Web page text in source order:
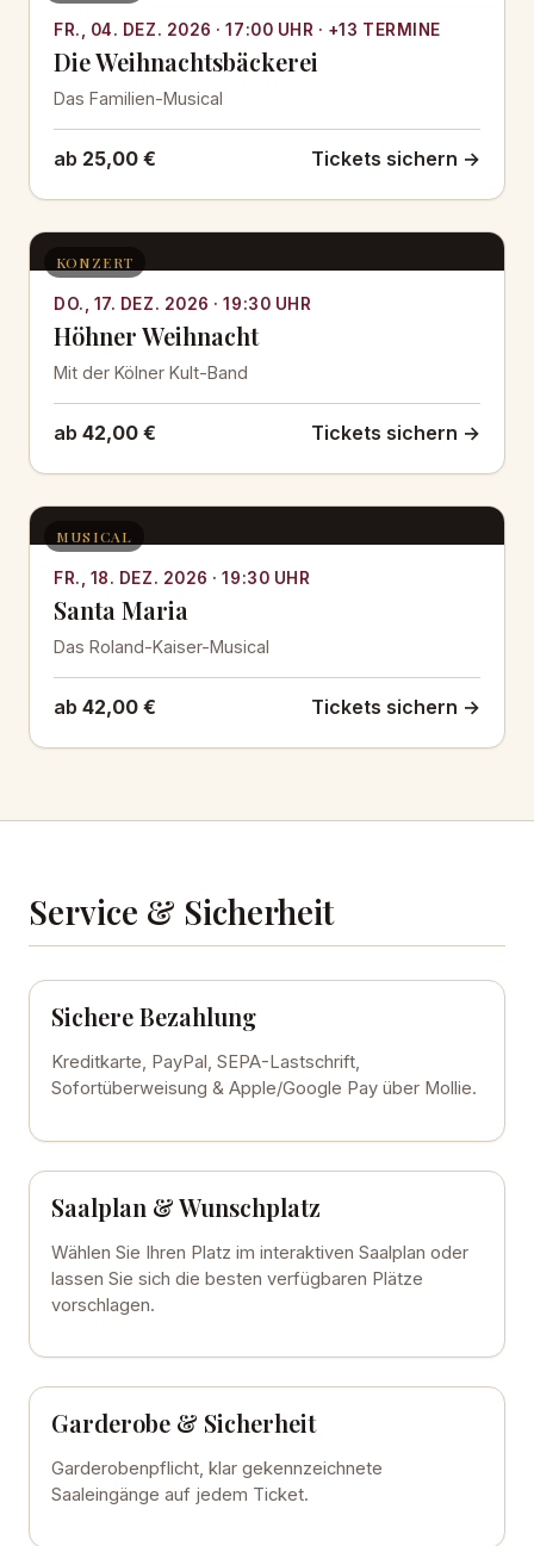
FR., 04. DEZ. 2026 · 17:00 UHR · +13 TERMINE
Die Weihnachtsbäckerei
Das Familien-Musical
ab 25,00 € Tickets sichern →
KONZERT
DO., 17. DEZ. 2026 · 19:30 UHR
Höhner Weihnacht
Mit der Kölner Kult-Band
ab 42,00 € Tickets sichern →
MUSICAL
FR., 18. DEZ. 2026 · 19:30 UHR
Santa Maria
Das Roland-Kaiser-Musical
ab 42,00 € Tickets sichern →
Service & Sicherheit
Sichere Bezahlung
Kreditkarte, PayPal, SEPA-Lastschrift,
Sofortüberweisung & Apple/Google Pay über Mollie.
Saalplan & Wunschplatz
Wählen Sie Ihren Platz im interaktiven Saalplan oder
lassen Sie sich die besten verfügbaren Plätze
vorschlagen.
Garderobe & Sicherheit
Garderobenpflicht, klar gekennzeichnete
Saaleingänge auf jedem Ticket.